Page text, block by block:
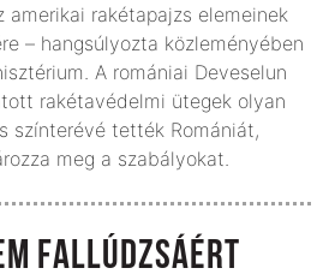
rakétapajzs elemeinek
– hangsúlyozta közleményében
A romániai Deveselun
rakétavédelmi ütegek olyan
színterévé tették Romániát,
meg a szabályokat.
FALLÚDZSÁÉRT